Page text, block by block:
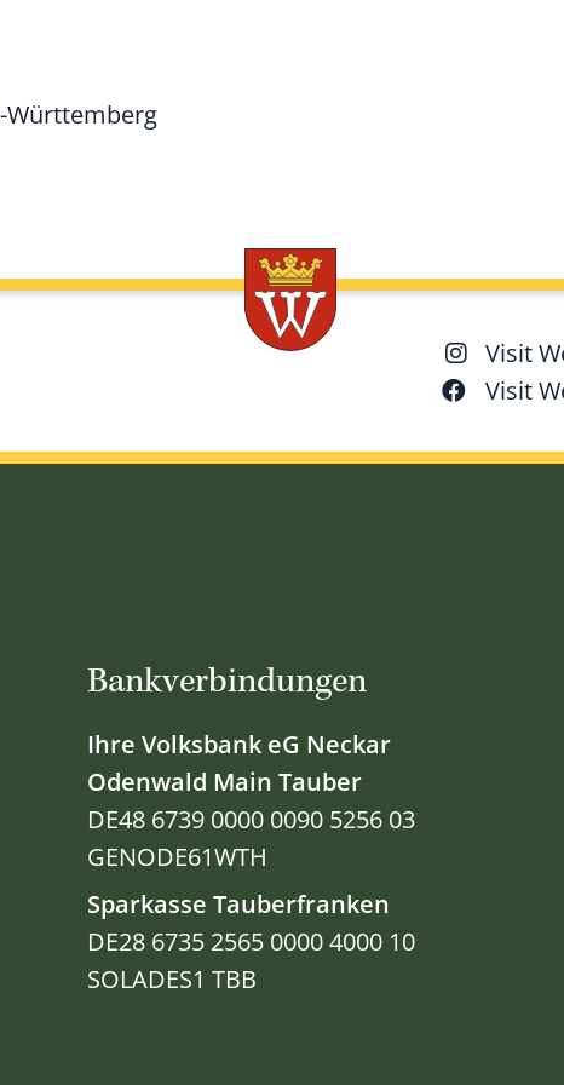
Württemberg
Visit
Visit
Bankverbindungen
Ihre Volksbank eG Neckar
Odenwald Main Tauber
DE48 6739 0000 0090 5256 03
GENODE61WTH
Sparkasse Tauberfranken
DE28 6735 2565 0000 4000 10
SOLADES1 TBB